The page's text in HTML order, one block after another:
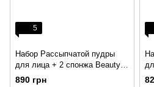
5
Набор Рассыпчатой пудры
для лица + 2 спонжа Beauty
Creations Bye Filter Loose
890 грн